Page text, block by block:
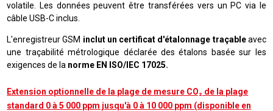
volatile. Les données peuvent être transférées vers un PC via le
câble USB-C inclus.
L'enregistreur GSM inclut un certificat d'étalonnage traçableavec
une traçabilité métrologique déclarée des étalons basée sur les
exigences de la norme EN ISO/IEC 17025.
Extension optionnelle de la plage de mesure CO₂ de la plage
standard 0 à 5 000 ppm jusqu'à 0 à 10 000 ppm (disponible en